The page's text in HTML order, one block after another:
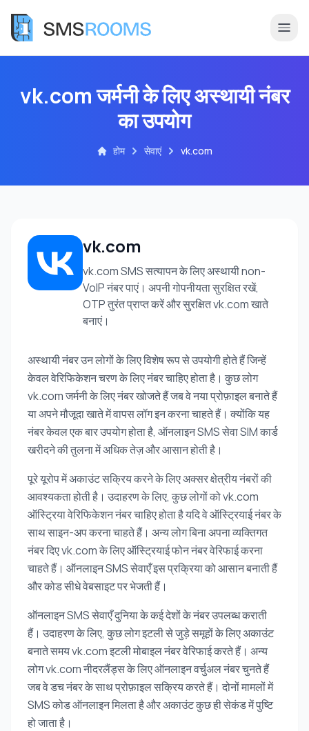
vk.com जर्मनी के लिए अस्थायी नंबर
का उपयोग
होम सेवाएं vk.com
vk.com
vk.com SMS सत्यापन के लिए अस्थायी non-
VoIP नंबर पाएं। अपनी गोपनीयता सुरक्षित रखें,
OTP तुरंत प्राप्त करें और सुरक्षित vk.com खाते
बनाएं।
अस्थायी नंबर उन लोगों के लिए विशेष रूप से उपयोगी होते हैं जिन्हें
केवल वेरिफिकेशन चरण के लिए नंबर चाहिए होता है। कुछ लोग
vk.com जर्मनी के लिए नंबर खोजते हैं जब वे नया प्रोफ़ाइल बनाते हैं
या अपने मौजूदा खाते में वापस लॉग इन करना चाहते हैं। क्योंकि यह
नंबर केवल एक बार उपयोग होता है, ऑनलाइन SMS सेवा SIM कार्ड
खरीदने की तुलना में अधिक तेज़ और आसान होती है।
पूरे यूरोप में अकाउंट सक्रिय करने के लिए अक्सर क्षेत्रीय नंबरों की
आवश्यकता होती है। उदाहरण के लिए, कुछ लोगों को vk.com
ऑस्ट्रिया वेरिफिकेशन नंबर चाहिए होता है यदि वे ऑस्ट्रियाई नंबर के
साथ साइन-अप करना चाहते हैं। अन्य लोग बिना अपना व्यक्तिगत
नंबर दिए vk.com के लिए ऑस्ट्रियाई फोन नंबर वेरिफाई करना
चाहते हैं। ऑनलाइन SMS सेवाएँ इस प्रक्रिया को आसान बनाती हैं
और कोड सीधे वेबसाइट पर भेजती हैं।
ऑनलाइन SMS सेवाएँ दुनिया के कई देशों के नंबर उपलब्ध कराती
हैं। उदाहरण के लिए, कुछ लोग इटली से जुड़े समूहों के लिए अकाउंट
बनाते समय vk.com इटली मोबाइल नंबर वेरिफाई करते हैं। अन्य
लोग vk.com नीदरलैंड्स के लिए ऑनलाइन वर्चुअल नंबर चुनते हैं
जब वे डच नंबर के साथ प्रोफ़ाइल सक्रिय करते हैं। दोनों मामलों में
SMS कोड ऑनलाइन मिलता है और अकाउंट कुछ ही सेकंड में पुष्टि
हो जाता है।